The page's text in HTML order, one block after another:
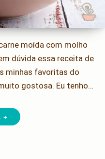
moída com molho
dúvida essa receita de
minhas favoritas do
gostosa. Eu tenho…
+